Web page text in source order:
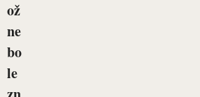
ož
ne
bo
le